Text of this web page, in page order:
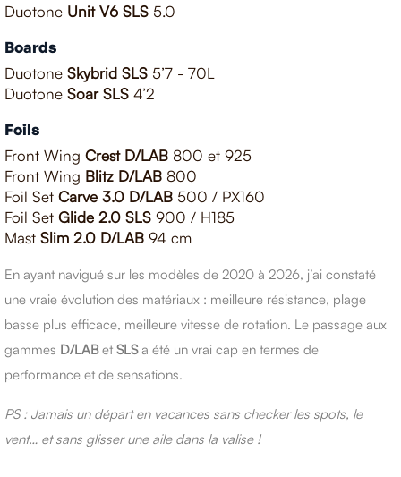
Duotone Unit V6 SLS 5.0
Boards
Duotone Skybrid SLS 5’7 - 70L
Duotone Soar SLS 4’2
Foils
Front Wing Crest D/LAB 800 et 925
Front Wing Blitz D/LAB 800
Foil Set Carve 3.0 D/LAB 500 / PX160
Foil Set Glide 2.0 SLS 900 / H185
Mast Slim 2.0 D/LAB 94 cm
En ayant navigué sur les modèles de 2020 à 2026, j’ai constaté
une vraie évolution des matériaux : meilleure résistance, plage
basse plus efficace, meilleure vitesse de rotation. Le passage aux
gammes D/LABet SLSa été un vrai cap en termes de
performance et de sensations.
PS : Jamais un départ en vacances sans checker les spots, le
vent… et sans glisser une aile dans la valise !